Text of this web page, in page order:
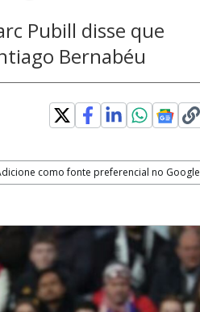
Pubill disse que
Bernabéu
como fonte preferencial no Google